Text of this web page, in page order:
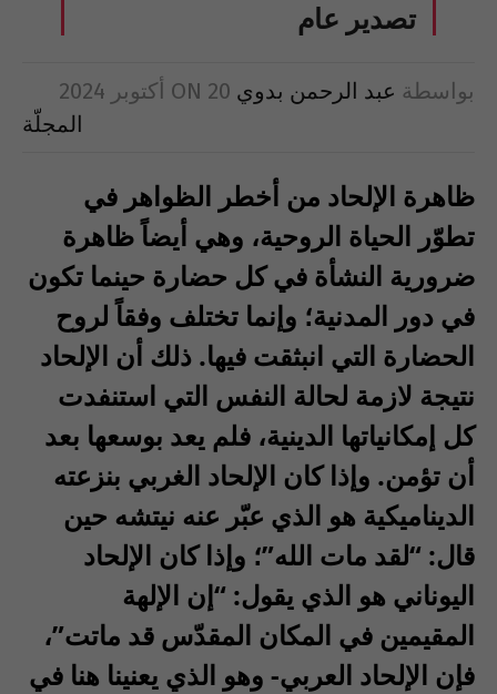
تصدير عام
بواسطة عبد الرحمن بدوي ON 20 أكتوبر 2024
المجلّة
ظاهرة الإلحاد من أخطر الظواهر في
تطوّر الحياة الروحية، وهي أيضاً ظاهرة
ضرورية النشأة في كل حضارة حينما تكون
في دور المدنية؛ وإنما تختلف وفقاً لروح
الحضارة التي انبثقت فيها. ذلك أن الإلحاد
نتيجة لازمة لحالة النفس التي استنفدت
كل إمكانياتها الدينية، فلم يعد بوسعها بعد
أن تؤمن. وإذا كان الإلحاد الغربي بنزعته
الديناميكية هو الذي عبّر عنه نيتشه حين
قال: “لقد مات الله”؛ وإذا كان الإلحاد
اليوناني هو الذي يقول: “إن الإلهة
المقيمين في المكان المقدّس قد ماتت”،
فإن الإلحاد العربي- وهو الذي يعنينا هنا في